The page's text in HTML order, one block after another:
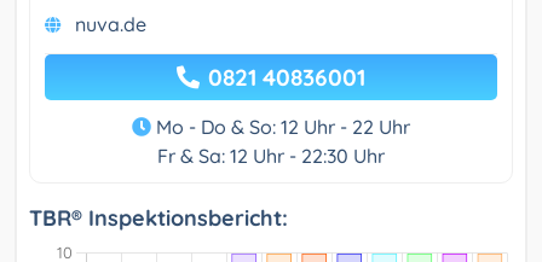
nuva.de
0821 40836001
Mo - Do & So: 12 Uhr - 22 Uhr
Fr & Sa: 12 Uhr - 22:30 Uhr
TBR® Inspektionsbericht: